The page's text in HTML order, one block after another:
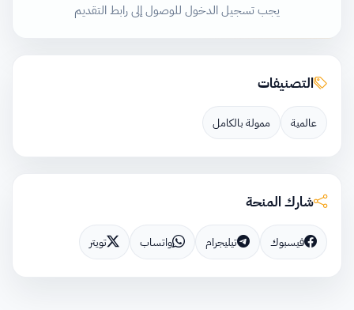
يجب تسجيل الدخول للوصول إلى رابط التقديم
التصنيفات
عالمية ممولة بالكامل
شارك المنحة
فيسبوك تيليجرام واتساب تويتر